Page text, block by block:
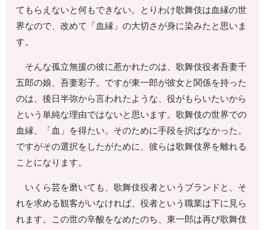
てもらえないと何もできない。とりわけ歌舞伎は血縁の世
界なので、改めて「血縁」の大切さが身に染みたと思いま
す。
そんな孤立無援の彼に惹かれたのは、歌舞伎役者吾妻千
五郎の娘、吾妻彩子。ですが東一郎が彼女と関係を持った
のは、後日半弥から言われたような、役がもらいたいから
という単純な理由ではないと思います。歌舞伎の世界での
血縁、「血」を得たい。そのために手段を択ばなかった。
ですがその選択をしたがために、彼らは歌舞伎界を離れる
ことになります。
いくら芸を磨いても、歌舞伎役者というブランドと、そ
れを求める観客がいなければ、役者という職業は下に見ら
れます。この世の辛酸をなめたのち、東一郎は再び歌舞伎